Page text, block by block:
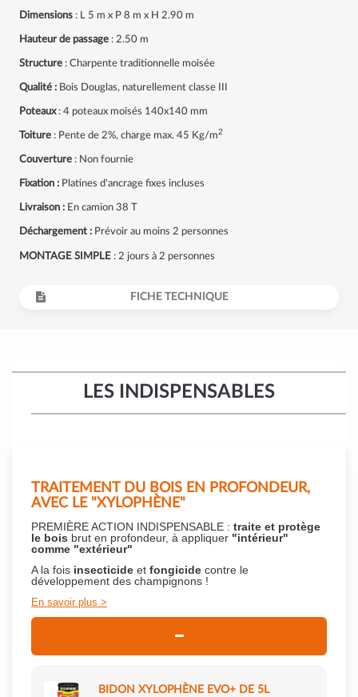
Dimensions : L 5 m x P 8 m x H 2.90 m
Hauteur de passage : 2.50 m
Structure : Charpente traditionnelle moisée
Qualité : Bois Douglas, naturellement classe III
Poteaux: 4 poteaux moisés 140x140 mm
Toiture : Pente de 2%, charge max. 45 Kg/m2
Couverture : Non fournie
Fixation : Platines d'ancrage fixes incluses
Livraison : En camion 38 T
Déchargement : Prévoir au moins 2 personnes
MONTAGE SIMPLE : 2 jours à 2 personnes
FICHE TECHNIQUE
LES INDISPENSABLES
TRAITEMENT DU BOIS EN PROFONDEUR,
AVEC LE "XYLOPHÈNE"
PREMIÈRE ACTION INDISPENSABLE : traite et protège
le bois brut en profondeur, à appliquer "intérieur"
comme "extérieur"
A la fois insecticide et fongicide contre le
développement des champignons !
En savoir plus
BIDON XYLOPHÈNE EVO+ DE 5L